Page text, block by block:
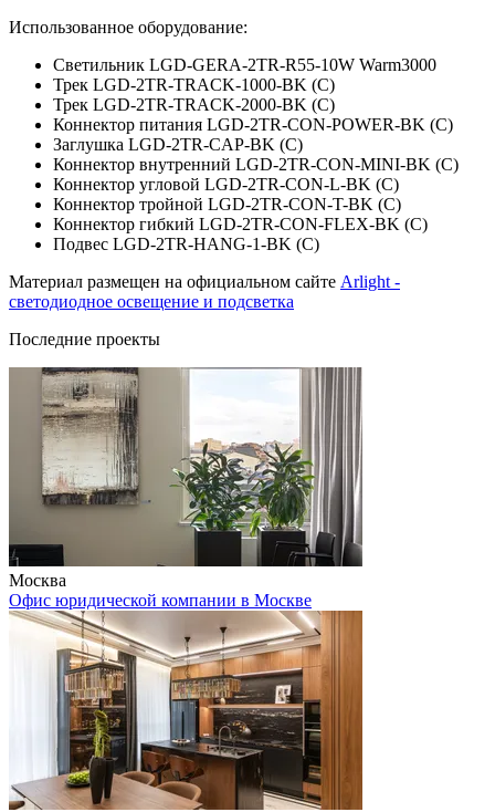
Использованное оборудование:
Светильник LGD-GERA-2TR-R55-10W Warm3000
Трек LGD-2TR-TRACK-1000-BK (C)
Трек LGD-2TR-TRACK-2000-BK (C)
Коннектор питания LGD-2TR-CON-POWER-BK (C)
Заглушка LGD-2TR-CAP-BK (C)
Коннектор внутренний LGD-2TR-CON-MINI-BK (C)
Коннектор угловой LGD-2TR-CON-L-BK (C)
Коннектор тройной LGD-2TR-CON-T-BK (C)
Коннектор гибкий LGD-2TR-CON-FLEX-BK (C)
Подвес LGD-2TR-HANG-1-BK (C)
Материал размещен на официальном сайте Arlight -
светодиодное освещение и подсветка
Последние проекты
Москва
Офис юридической компании в Москве